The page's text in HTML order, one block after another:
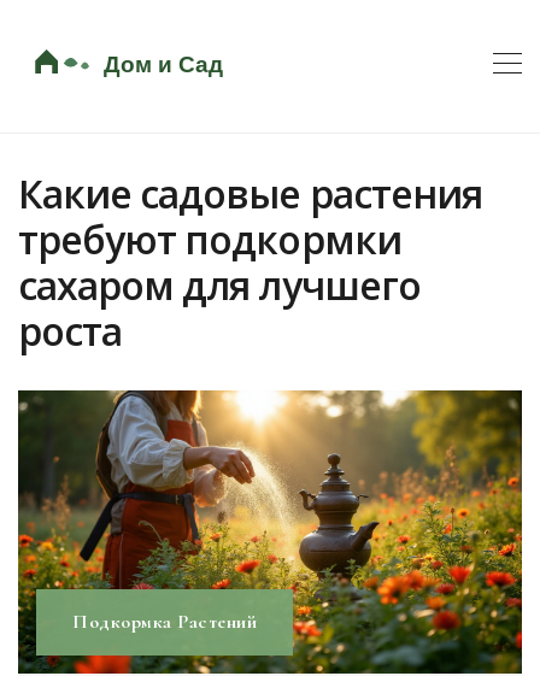
Какие садовые растения
требуют подкормки
сахаром для лучшего
роста
Подкормка Растений